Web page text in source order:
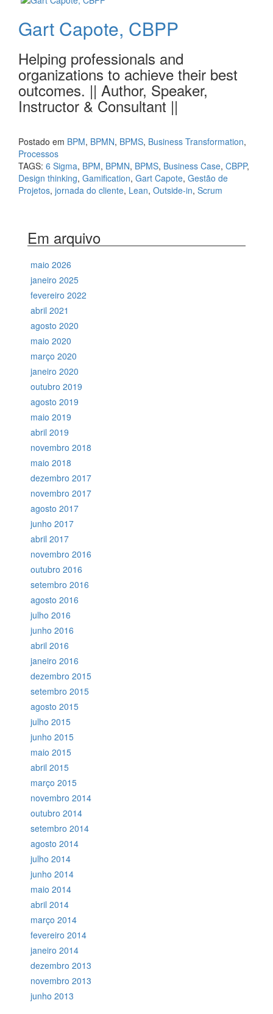
Gart Capote, CBPP
Helping professionals and
organizations to achieve their best
outcomes. || Author, Speaker,
Instructor & Consultant ||
Postado em BPM, BPMN, BPMS, Business Transformation,
Processos
TAGS: 6 Sigma, BPM, BPMN, BPMS, Business Case, CBPP,
Design thinking, Gamification, Gart Capote, Gestão de
Projetos, jornada do cliente, Lean, Outside-in, Scrum
Em arquivo
maio 2026
janeiro 2025
fevereiro 2022
abril 2021
agosto 2020
maio 2020
março 2020
janeiro 2020
outubro 2019
agosto 2019
maio 2019
abril 2019
novembro 2018
maio 2018
dezembro 2017
novembro 2017
agosto 2017
junho 2017
abril 2017
novembro 2016
outubro 2016
setembro 2016
agosto 2016
julho 2016
junho 2016
abril 2016
janeiro 2016
dezembro 2015
setembro 2015
agosto 2015
julho 2015
junho 2015
maio 2015
abril 2015
março 2015
novembro 2014
outubro 2014
setembro 2014
agosto 2014
julho 2014
junho 2014
maio 2014
abril 2014
março 2014
fevereiro 2014
janeiro 2014
dezembro 2013
novembro 2013
junho 2013